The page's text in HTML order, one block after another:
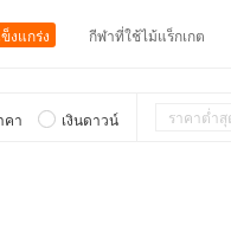
งแกร่ง กีฬาที่ใช้ไม้แร็กเกต
คา เงินดาวน์